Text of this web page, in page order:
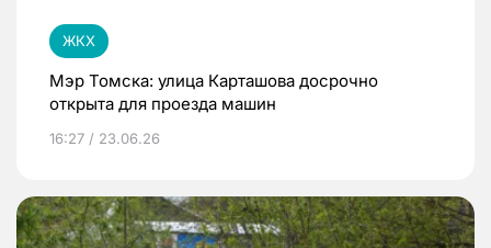
ЖКХ
Мэр Томска: улица Карташова досрочно
открыта для проезда машин
16:27 / 23.06.26